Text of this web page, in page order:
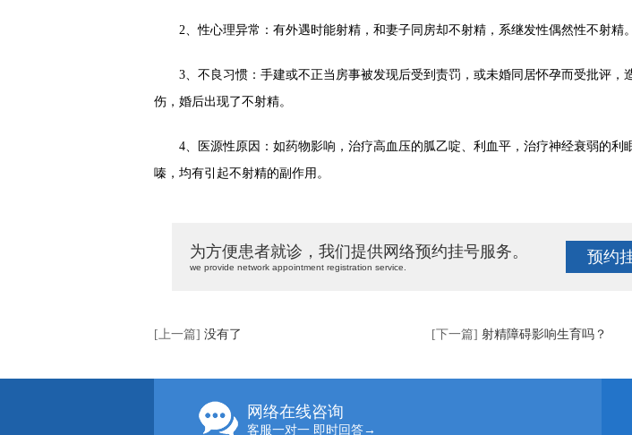
2、性心理异常：有外遇时能射精，和妻子同房却不射精，系继发性偶然性不射精。
3、不良习惯：手建或不正当房事被发现后受到责罚，或未婚同居怀孕而受批评，
伤，婚后出现了不射精。
4、医源性原因：如药物影响，治疗高血压的胍乙啶、利血平，治疗神经衰弱的利
嗪，均有引起不射精的副作用。
为方便患者就诊，我们提供网络预约挂号服务。
we provide network appointment registration service.
预约
[上一篇] 没有了 [下一篇] 射精障碍影响生育吗？
网络在线咨询
客服一对一 即时回答→